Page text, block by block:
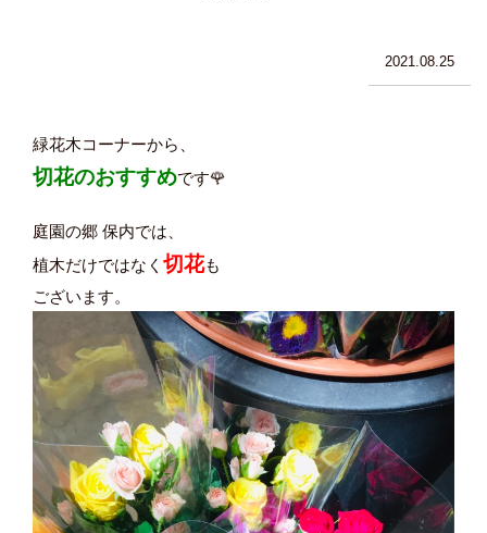
2021.08.25
緑花木コーナーから、
切花のおすすめです🌹
庭園の郷 保内では、
植木だけではなく 切花も
ございます。